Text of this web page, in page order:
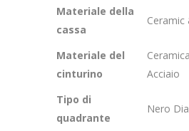
Materiale della
cassa
Ceramic
Materiale del
cinturino
Acciaio
Tipo di
quadrante
Nero